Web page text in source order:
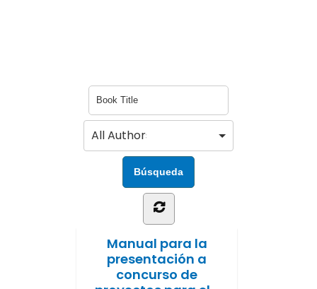
Manual para la
presentación a
concurso de